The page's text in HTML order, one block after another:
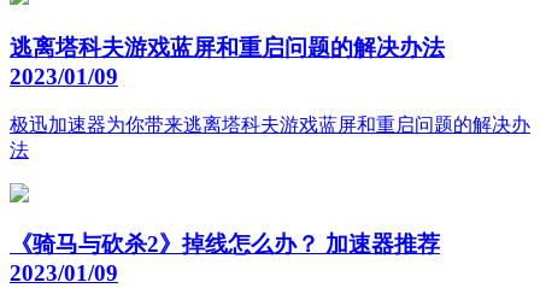
逃离塔科夫游戏蓝屏和重启问题的解决办法
2023/01/09
极迅加速器为你带来逃离塔科夫游戏蓝屏和重启问题的解决办
法
《骑马与砍杀2》掉线怎么办？ 加速器推荐
2023/01/09